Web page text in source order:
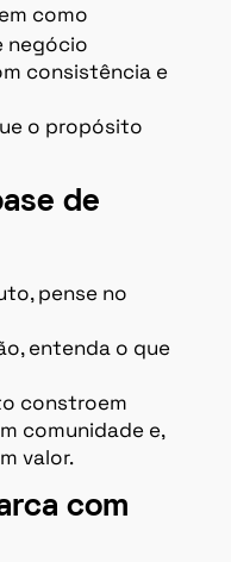
como
negócio
consistência e
o propósito
de
pense no
entenda o que
constroem
comunidade e,
valor.
com